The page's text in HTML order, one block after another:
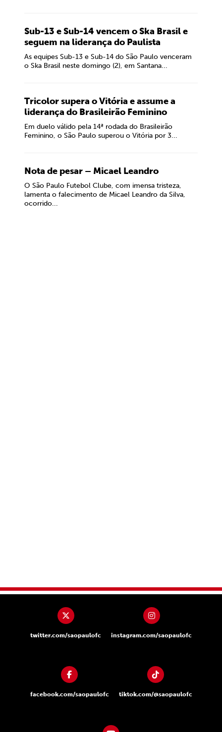
Sub-13 e Sub-14 vencem o Ska Brasil e
seguem na liderança do Paulista
As equipes Sub-13 e Sub-14 do São Paulo venceram
o Ska Brasil neste domingo (2), em Santana...
Tricolor supera o Vitória e assume a
liderança do Brasileirão Feminino
Em duelo válido pela 14ª rodada do Brasileirão
Feminino, o São Paulo superou o Vitória por 3...
Nota de pesar – Micael Leandro
O São Paulo Futebol Clube, com imensa tristeza,
lamenta o falecimento de Micael Leandro da Silva,
ocorrido...
twitter.com/saopaulofc instagram.com/saopaulofc
facebook.com/saopaulofc tiktok.com/@saopaulofc